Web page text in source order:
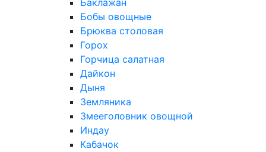
Баклажан
Бобы овощные
Брюква столовая
Горох
Горчица салатная
Дайкон
Дыня
Земляника
Змееголовник овощной
Индау
Кабачок